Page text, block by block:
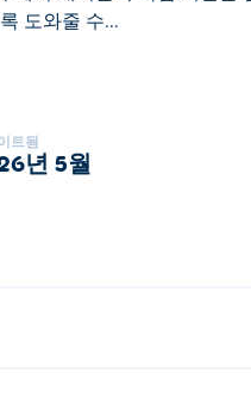
도와줄 수...
위해 떠나는 경영 게임
록 도와줄 수 있을까요?
트됨
년 5월